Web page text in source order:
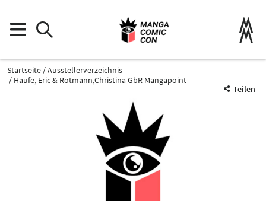
Startseite
Ausstellerverzeichnis
Haufe, Eric & Rotmann,Christina GbR Mangapoint
Teilen